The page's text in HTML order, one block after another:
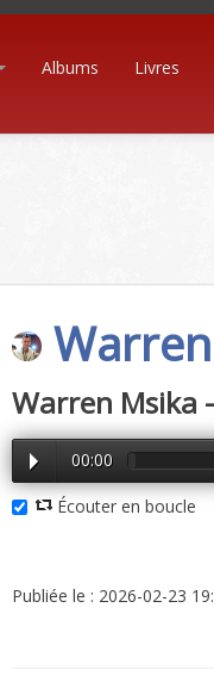
Albums Livres
Warren Msika
00:00
Écouter en boucle
Publiée le : 2026-02-23